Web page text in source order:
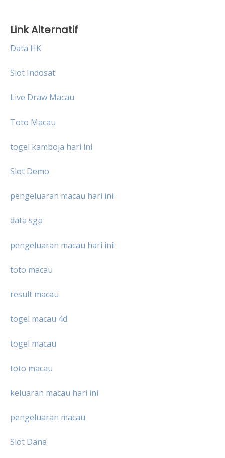
Link Alternatif
Data HK
Slot Indosat
Live Draw Macau
Toto Macau
togel kamboja hari ini
Slot Demo
pengeluaran macau hari ini
data sgp
pengeluaran macau hari ini
toto macau
result macau
togel macau 4d
togel macau
toto macau
keluaran macau hari ini
pengeluaran macau
Slot Dana